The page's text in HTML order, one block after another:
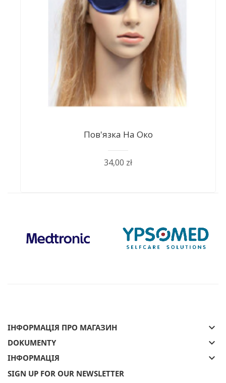
Пов'язка На Око
34,00 zł
ІНФОРМАЦІЯ ПРО МАГАЗИН keyboard_arrow_down
DOKUMENTY keyboard_arrow_down
ІНФОРМАЦІЯ keyboard_arrow_down
SIGN UP FOR OUR NEWSLETTER